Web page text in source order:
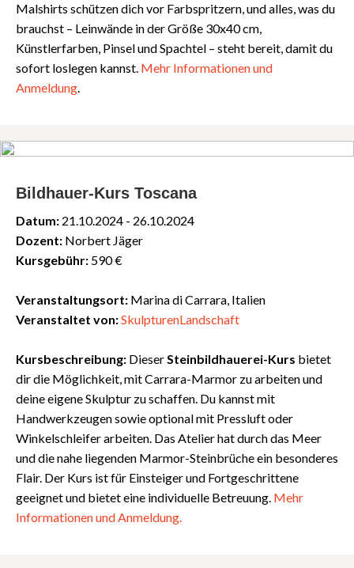
Malshirts schützen dich vor Farbspritzern, und alles, was du
brauchst – Leinwände in der Größe 30x40 cm,
Künstlerfarben, Pinsel und Spachtel – steht bereit, damit du
sofort loslegen kannst. Mehr Informationenund
Anmeldung.
Bildhauer-Kurs Toscana
Datum: 21.10.2024 - 26.10.2024
Dozent: Norbert Jäger
Kursgebühr: 590 €
Veranstaltungsort: Marina di Carrara, Italien
Veranstaltet von:SkulpturenLandschaft
Kursbeschreibung: DieserSteinbildhauerei-Kurs bietet
dir die Möglichkeit, mit Carrara-Marmor zu arbeiten und
deine eigene Skulptur zu schaffen. Du kannst mit
Handwerkzeugen sowie optional mit Pressluft oder
Winkelschleifer arbeiten. Das Atelier hat durch das Meer
und die nahe liegenden Marmor-Steinbrüche ein besonderes
Flair. Der Kurs ist für Einsteiger und Fortgeschrittene
geeignet und bietet eine individuelle Betreuung. Mehr
Informationen und Anmeldung.